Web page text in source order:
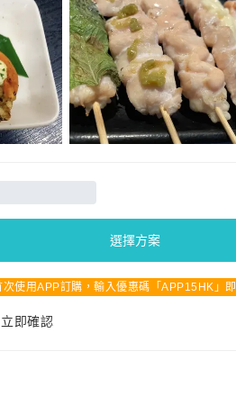
選擇方案
次使用APP訂購，輸入優惠碼「APP15HK」
立即確認